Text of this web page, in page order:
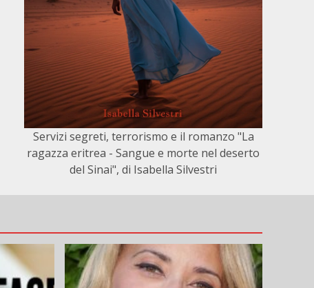
Servizi segreti, terrorismo e il romanzo "La
ragazza eritrea - Sangue e morte nel deserto
del Sinai", di Isabella Silvestri